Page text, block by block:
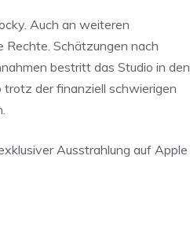
Auch an weiteren
Rechte. Schätzungen nach
bestritt das Studio in den
trotz der finanziell schwierigen
Ausstrahlung auf Apple